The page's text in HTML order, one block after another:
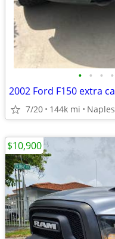
• • • •
2002 Ford F150 extra
7/20 144k mi Naples
$10,900